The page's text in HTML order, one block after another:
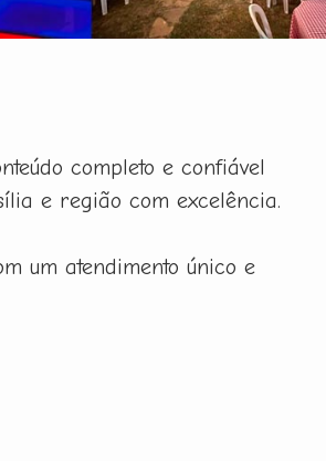
completo e confiável
e região com excelência.
um atendimento único e